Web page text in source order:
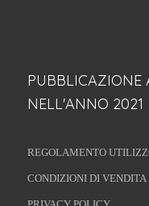
PUBBLICAZIONE
NELL'ANNO
REGOLAMENTO
CONDIZIONI DI VENDITA